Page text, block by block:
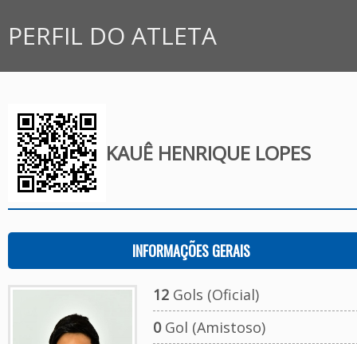
PERFIL DO ATLETA
KAUÊ HENRIQUE LOPES
INFORMAÇÕES GERAIS
12Gols (Oficial)
0Gol (Amistoso)